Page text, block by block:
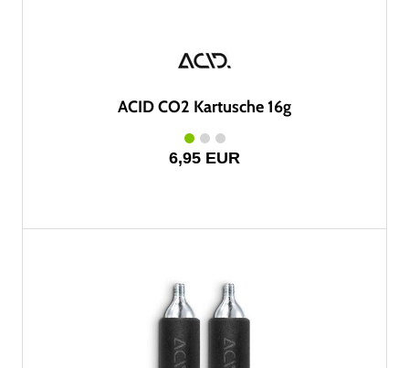
ACID CO2 Kartusche 16g
6,95 EUR